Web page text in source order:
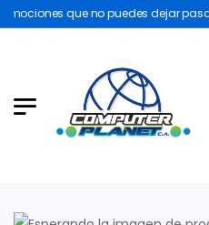
que no puedes dejar pasar